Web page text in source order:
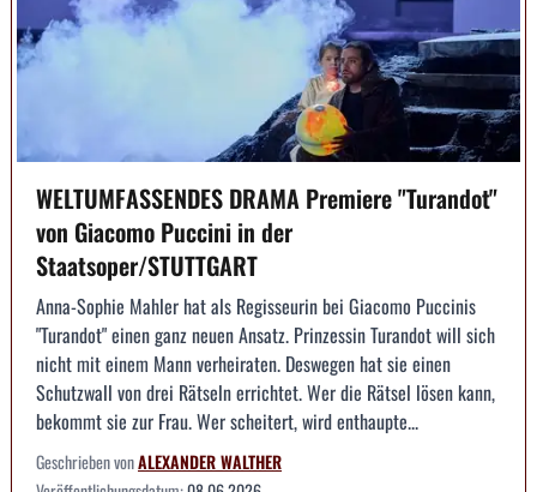
WELTUMFASSENDES DRAMA Premiere "Turandot"
von Giacomo Puccini in der
Staatsoper/STUTTGART
Anna-Sophie Mahler hat als Regisseurin bei Giacomo Puccinis
"Turandot" einen ganz neuen Ansatz. Prinzessin Turandot will sich
nicht mit einem Mann verheiraten. Deswegen hat sie einen
Schutzwall von drei Rätseln errichtet. Wer die Rätsel lösen kann,
bekommt sie zur Frau. Wer scheitert, wird enthaupte...
Geschrieben vonALEXANDER WALTHER